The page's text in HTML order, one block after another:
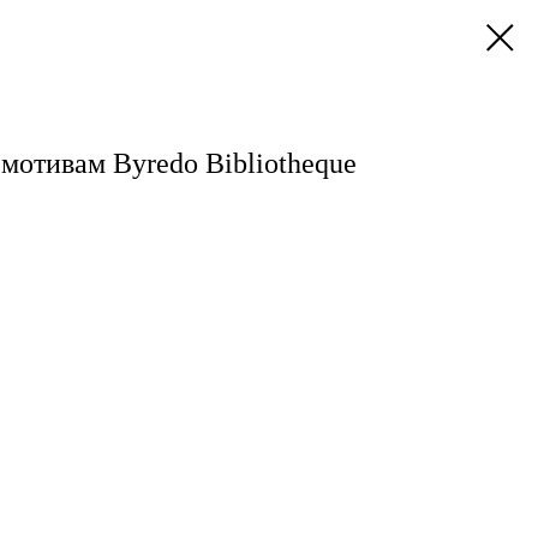
Byredo Bibliotheque